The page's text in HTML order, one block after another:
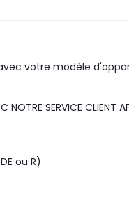
votre modèle
SERVICE CLIENT
ou R)